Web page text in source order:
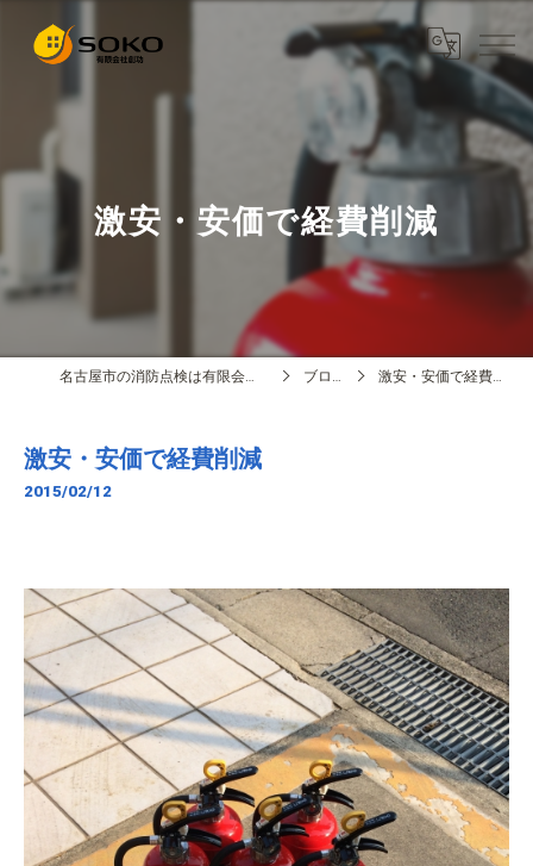
激安・安価で経費削減
名古屋市の消防点検は有限会社創功 ブログ 激安・安価で経費削減
激安・安価で経費削減
2015/02/12